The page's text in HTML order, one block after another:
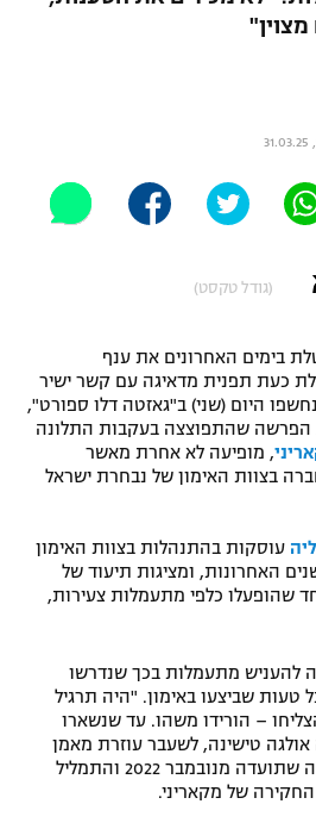
לבית עסק
(גודל טקסט)
בימים האחרונים את ענף
כעת תפנית מדאיגה עם קשר ישיר
היום (שני) ב"גאזטה דלו ספורט",
הפרשה שהתפוצצה בעקבות התלונה
, מופיעה לא אחרת מאשר
בצוות האימון של נבחרת ישראל
עוסקות בהתנהלות בצוות האימון
האחרונות, ומציגות תיעוד של
שהופעלו כלפי מתעמלות צעירות,
להעניש מתעמלות בכך שנדרשו
טעות שביצעו באימון. "היה תרגיל
– הורידו משהו. עד שנשארו
אולגה טישינה, לשעבר עוזרת מאמן
בנבחרת האיטלקית, בשיחה שתועדה מנובמבר 2022 והתמליל
של מקאריני.